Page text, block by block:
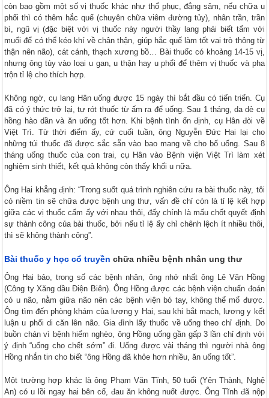
còn bao gồm một số vị thuốc khác như thổ phục, đẳng sâm, nếu chữa u
phổi thì có thêm hắc quế (chuyên chữa viêm đường tủy), nhân trần, trần
bì, ngũ vị (đặc biệt với vị thuốc này người thầy lang phải biết tẩm với
muối để có thể kéo khí về chân thận, giúp hắc quế làm tốt vai trò thông từ
thận nên não), cát cánh, thạch xương bồ… Bài thuốc có khoảng 14-15 vị,
nhưng ông tùy vào loại u gan, u thận hay u phổi để thêm vị thuốc và pha
trộn tỉ lệ cho thích hợp.
Không ngờ, cụ lang Hân uống được 15 ngày thì bắt đầu có tiến triển. Cụ
đã có ý thức trở lại, tự rót thuốc từ ấm ra để uống. Sau 1 tháng, da dẻ cụ
hồng hào dần và ăn uống tốt hơn. Khi bệnh tình ổn định, cụ Hân đòi về
Việt Trì. Từ thời điểm ấy, cứ cuối tuần, ông Nguyễn Đức Hai lại cho
những túi thuốc đã được sắc sẵn vào bao mang về cho bố uống. Sau 8
tháng uống thuốc của con trai, cụ Hân vào Bệnh viện Việt Trì làm xét
nghiệm sinh thiết, kết quả không còn thấy khối u nữa.
Ông Hai khẳng định: “Trong suốt quá trình nghiên cứu ra bài thuốc này, tôi
có niềm tin sẽ chữa được bệnh ung thư, vấn đề chỉ còn là tỉ lệ kết hợp
giữa các vị thuốc cấm ấy với nhau thôi, đấy chính là mấu chốt quyết định
sự thành công của bài thuốc, bởi nếu tỉ lệ ấy chỉ chênh lệch ít nhiều thôi,
thì sẽ không thành công”.
Bài thuốc y học cổ truyền chữa nhiều bệnh nhân ung thư
Ông Hai bảo, trong số các bệnh nhân, ông nhớ nhất ông Lê Văn Hồng
(Công ty Xăng dầu Điện Biên). Ông Hồng được các bệnh viện chuẩn đoán
có u não, nằm giữa não nên các bệnh viện bó tay, không thể mổ được.
Ông tìm đến phòng khám của lương y Hai, sau khi bắt mạch, lương y kết
luận u phổi di căn lên não. Gia đình lấy thuốc về uống theo chỉ định. Do
buồn chán vì bệnh hiểm nghèo, ông Hồng uống gần gấp 3 lần chỉ định với
ý định “uống cho chết sớm” đi. Uống được vài tháng thì người nhà ông
Hồng nhắn tin cho biết “ông Hồng đã khỏe hơn nhiều, ăn uống tốt”.
Một trường hợp khác là ông Phạm Văn Tĩnh, 50 tuổi (Yên Thành, Nghệ
An) có u lồi ngay hai bên cổ, đau ăn không nuốt được. Ông Tĩnh đã nộp